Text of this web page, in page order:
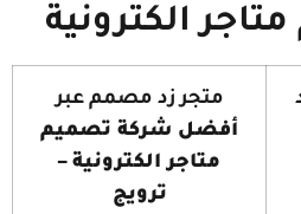
زد مصمم عبر
شركة تصميم
الكترونية –